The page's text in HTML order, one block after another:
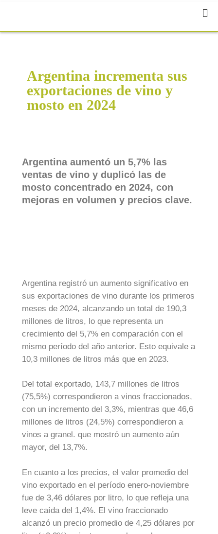
Argentina incrementa sus
exportaciones de vino y
mosto en 2024
Argentina aumentó un 5,7% las
ventas de vino y duplicó las de
mosto concentrado en 2024, con
mejoras en volumen y precios clave.
Argentina registró un aumento significativo en
sus exportaciones de vino durante los primeros
meses de 2024, alcanzando un total de 190,3
millones de litros, lo que representa un
crecimiento del 5,7% en comparación con el
mismo período del año anterior. Esto equivale a
10,3 millones de litros más que en 2023.
Del total exportado, 143,7 millones de litros
(75,5%) correspondieron a vinos fraccionados,
con un incremento del 3,3%, mientras que 46,6
millones de litros (24,5%) correspondieron a
vinos a granel. que mostró un aumento aún
mayor, del 13,7%.
En cuanto a los precios, el valor promedio del
vino exportado en el período enero-noviembre
fue de 3,46 dólares por litro, lo que refleja una
leve caída del 1,4%. El vino fraccionado
alcanzó un precio promedio de 4,25 dólares por